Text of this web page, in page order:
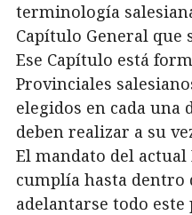
terminología
Capítulo General que
Ese Capítulo está
Provinciales
elegidos en cada una
deben realizar a su
El mandato del
cumplía hasta dentro
adelantarse todo este